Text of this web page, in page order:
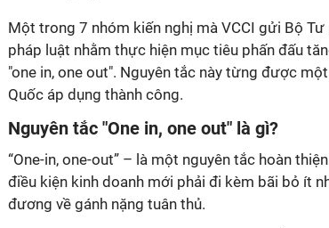
Một trong 7 nhóm kiến nghị mà VCCI gửi Bộ
pháp luật nhằm thực hiện mục tiêu phấn đấu
"one in, one out". Nguyên tắc này từng được
Quốc áp dụng thành công.
Nguyên tắc "One in, one out" là gì?
“One-in, one-out” – là một nguyên tắc hoàn
điều kiện kinh doanh mới phải đi kèm bãi bỏ ít
đương về gánh nặng tuân thủ.